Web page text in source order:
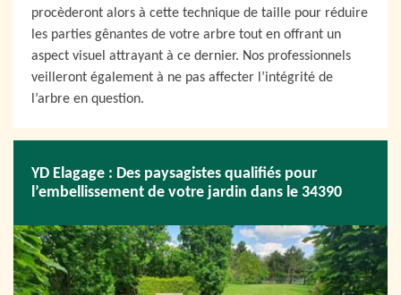
procèderont alors à cette technique de taille pour réduire
les parties gênantes de votre arbre tout en offrant un
aspect visuel attrayant à ce dernier. Nos professionnels
veilleront également à ne pas affecter l’intégrité de
l’arbre en question.
YD Elagage : Des paysagistes qualifiés pour
l’embellissement de votre jardin dans le 34390